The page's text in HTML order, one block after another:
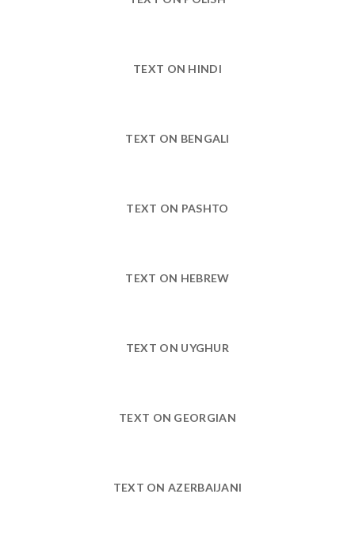
TEXT ON HINDI
TEXT ON BENGALI
TEXT ON PASHTO
TEXT ON HEBREW
TEXT ON UYGHUR
TEXT ON GEORGIAN
TEXT ON AZERBAIJANI